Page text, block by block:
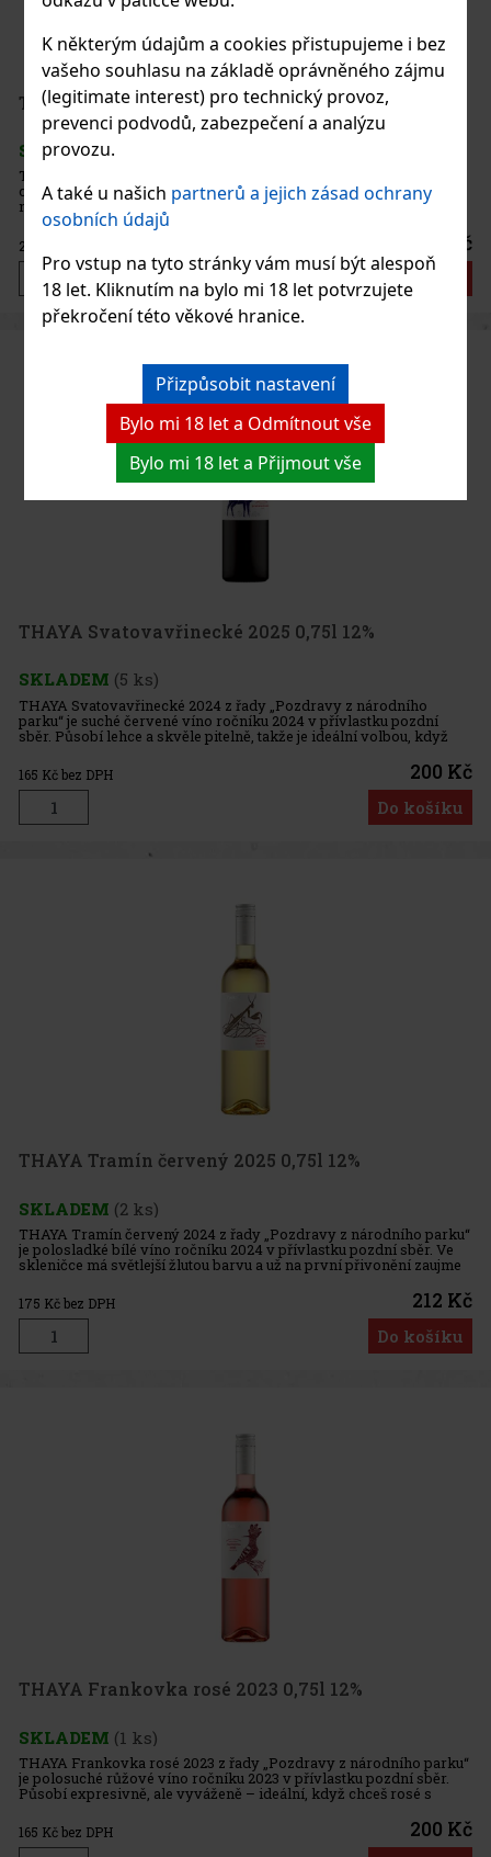
K některým údajům a cookies přistupujeme i bez
vašeho souhlasu na základě oprávněného zájmu
(legitimate interest) pro technický provoz,
prevenci podvodů, zabezpečení a analýzu
provozu.
A také u našich partnerů a jejich zásad ochrany
osobních údajů
Pro vstup na tyto stránky vám musí být alespoň
18 let. Kliknutím na bylo mi 18 let potvrzujete
překročení této věkové hranice.
Přizpůsobit nastavení
Bylo mi 18 let a Odmítnout vše
Bylo mi 18 let a Přijmout vše
THAYA Veltlínské zelené 2023 VOC 13% 0,75 l
SKLADEM(> 5 ks)
THAYA Veltlínské zelené 2023 v kategorii VOC (víno originální
certifikace) je suché bílé víno ze Znojemské podoblasti, které staví
na čistém odrůdovém projevu a pevné struktuře. Ve skleničce má
zelenkavou barvu se zlatavými odlesky. Vůně je intenzivn
207 250 Kč
Do košíku
THAYA Svatovavřinecké 2025 0,75l 12%
SKLADEM (5 ks)
THAYA Svatovavřinecké 2024 z řady „Pozdravy z národního
parku“ je suché červené víno ročníku 2024 v přívlastku pozdní
sběr. Působí lehce a skvěle pitelně, takže je ideální volbou, když
máš chuť na červené víno s ovocným projevem a bez těžkosti. Ve s
165 Kč bez DPH 200 Kč
Do košíku
THAYA Tramín červený 2025 0,75l 12%
SKLADEM (2 ks)
THAYA Tramín červený 2024 z řady „Pozdravy z národního parku“
je polosladké bílé víno ročníku 2024 v přívlastku pozdní sběr. Ve
skleničce má světlejší žlutou barvu a už na první přivonění zaujme
typickým tramínovým aromatem – je expresivní, ale vyváž
175 Kč bez DPH 212 Kč
Do košíku
THAYA Frankovka rosé 2023 0,75l 12%
SKLADEM (1 ks)
THAYA Frankovka rosé 2023 z řady „Pozdravy z národního parku“
je polosuché růžové víno ročníku 2023 v přívlastku pozdní sběr.
Působí expresivně, ale vyváženě – ideální, když chceš rosé s
ovocnou šťavnatostí, jemným zbytkovým cukrem a typickým
odrůdov
165 Kč bez DPH 200 Kč